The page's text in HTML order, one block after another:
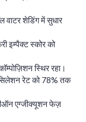
वाटर शेडिंग में सुधार
इम्पैक्ट स्कोर को
स्थिर रहा।
रेट को 78% तक
एग्जीक्यूशन फेज़